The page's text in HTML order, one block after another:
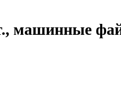
машинные